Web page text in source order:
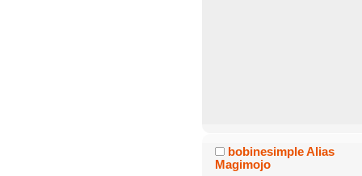
bobinesimple Alias
Magimojo